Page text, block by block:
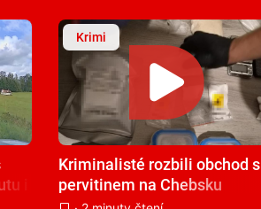
i
Krimi
Kriminalisté rozbili obchod s
pervitinem na Chebsku